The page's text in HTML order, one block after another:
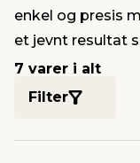
og
og oppheng
& oppbevaring
& ventilasjon
Home
&
og fugemasse
maskiner
enkel og presis
et jevnt resultat
7 varer i alt
Filter